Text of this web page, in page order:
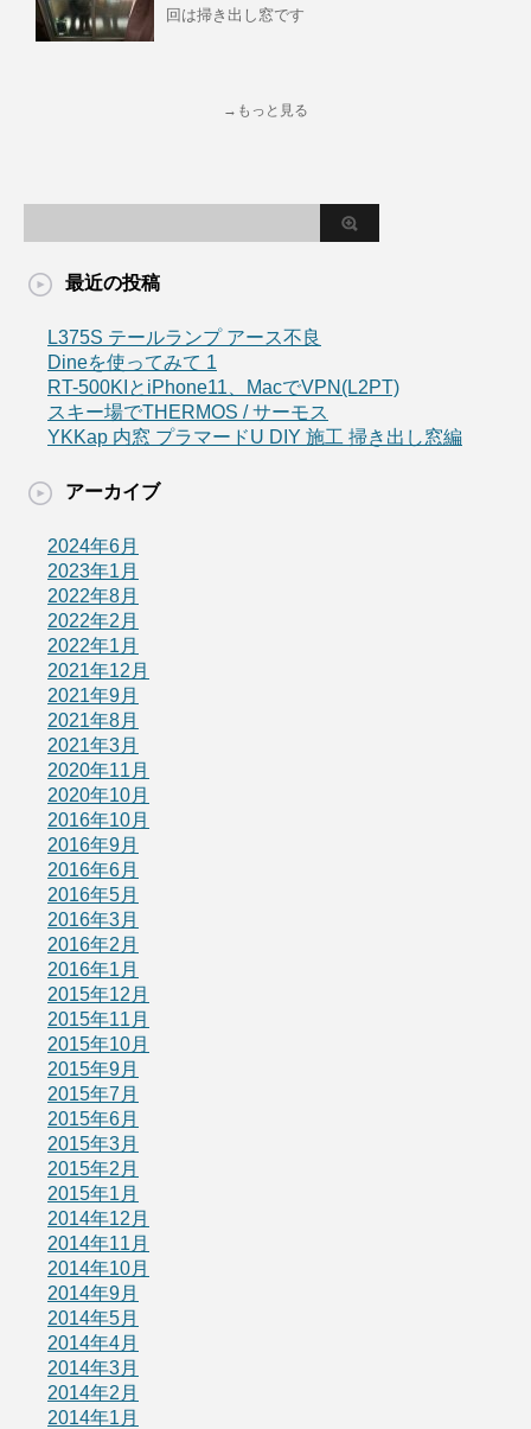
回は掃き出し窓です
→もっと見る
最近の投稿
L375S テールランプ アース不良
Dineを使ってみて 1
RT-500KIとiPhone11、MacでVPN(L2PT)
スキー場でTHERMOS / サーモス
YKKap 内窓 プラマードU DIY 施工 掃き出し窓編
アーカイブ
2024年6月
2023年1月
2022年8月
2022年2月
2022年1月
2021年12月
2021年9月
2021年8月
2021年3月
2020年11月
2020年10月
2016年10月
2016年9月
2016年6月
2016年5月
2016年3月
2016年2月
2016年1月
2015年12月
2015年11月
2015年10月
2015年9月
2015年7月
2015年6月
2015年3月
2015年2月
2015年1月
2014年12月
2014年11月
2014年10月
2014年9月
2014年5月
2014年4月
2014年3月
2014年2月
2014年1月